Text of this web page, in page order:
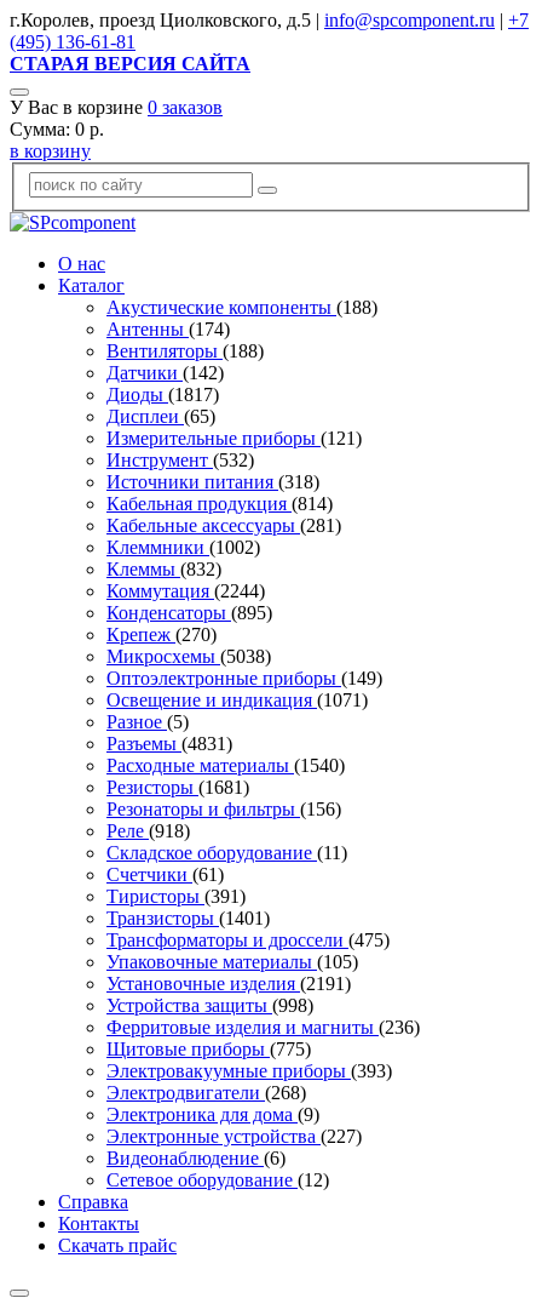
г.Королев, проезд Циолковского, д.5 | info@spcomponent.ru | +7
(495) 136-61-81
СТАРАЯ ВЕРСИЯ САЙТА
У Вас в корзине 0 заказов
Сумма: 0 р.
в корзину
О нас
Каталог
Акустические компоненты (188)
Антенны (174)
Вентиляторы (188)
Датчики (142)
Диоды (1817)
Дисплеи (65)
Измерительные приборы (121)
Инструмент (532)
Источники питания (318)
Кабельная продукция (814)
Кабельные аксессуары (281)
Клеммники (1002)
Клеммы (832)
Коммутация (2244)
Конденсаторы (895)
Крепеж (270)
Микросхемы (5038)
Оптоэлектронные приборы (149)
Освещение и индикация (1071)
Разное (5)
Разъемы (4831)
Расходные материалы (1540)
Резисторы (1681)
Резонаторы и фильтры (156)
Реле (918)
Складское оборудование (11)
Счетчики (61)
Тиристоры (391)
Транзисторы (1401)
Трансформаторы и дроссели (475)
Упаковочные материалы (105)
Установочные изделия (2191)
Устройства защиты (998)
Ферритовые изделия и магниты (236)
Щитовые приборы (775)
Электровакуумные приборы (393)
Электродвигатели (268)
Электроника для дома (9)
Электронные устройства (227)
Видеонаблюдение (6)
Сетевое оборудование (12)
Справка
Контакты
Скачать прайс